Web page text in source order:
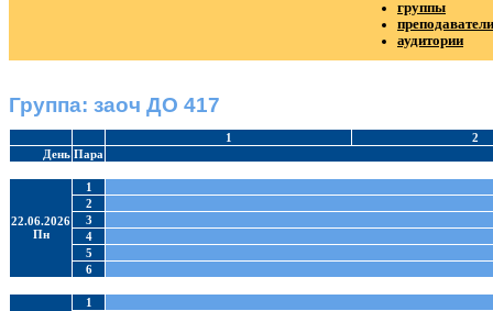
группы
преподаватели
аудитории
Группа: заоч ДО 417
1
2
День Пара
22.06.2026
Пн
1
2
3
4
5
6
1